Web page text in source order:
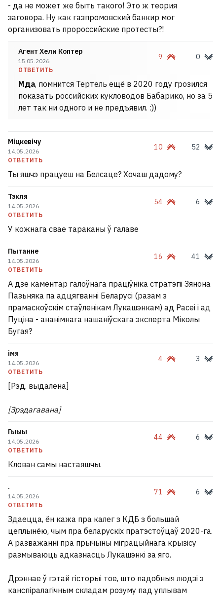
- да не может же быть такого! Это ж теория
заговора. Ну как газпромовский банкир мог
организовать пророссийские протесты?!
Агент Хели Коптер
15.05.2026
ОТВЕТИТЬ
9 0
Мда, помнится Тертель ещё в 2020 году грозился
показать российских кукловодов Бабарико, но за 5
лет так ни одного и не предъявил. :))
Міцкевічу
14.05.2026
ОТВЕТИТЬ
10 52
Ты яшчэ працуеш на Белсаце? Хочаш дадому?
Тэкля
14.05.2026
ОТВЕТИТЬ
54 6
У кожнага свае тараканы ў галаве
Пытанне
14.05.2026
ОТВЕТИТЬ
16 41
А дзе каментар галоўнага праціўніка стратэгіі Зянона
Пазьняка па адцягванні Беларусі (разам з
прамаскоўскім стаўленікам Лукашэнкам) ад Расеі і ад
Пуціна - ананімнага нашаніўскага эксперта Міколы
Бугая?
імя
14.05.2026
ОТВЕТИТЬ
4 3
[Рэд. выдалена]
[Зрэдагавана]
Гыыы
14.05.2026
ОТВЕТИТЬ
44 6
Клован самы настаяшчы.
.
14.05.2026
ОТВЕТИТЬ
71 6
Здаецца, ён кажа пра калег з КДБ з большай
цеплынёю, чым пра беларускіх пратэстоўцаў 2020-га.
А разважанні пра прычыны міграцыйнага крызісу
размываюць адказнасць Лукашэнкі за яго.
Дрэннае ў гэтай гісторыі тое, што падобныя людзі з
канспіралагічным складам розуму пад уплывам